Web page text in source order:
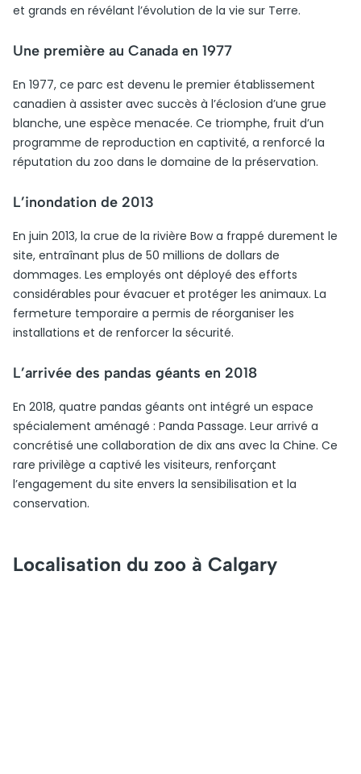
et grands en révélant l’évolution de la vie sur Terre.
Une première au Canada en 1977
En 1977, ce parc est devenu le premier établissement
canadien à assister avec succès à l’éclosion d’une grue
blanche, une espèce menacée. Ce triomphe, fruit d’un
programme de reproduction en captivité, a renforcé la
réputation du zoo dans le domaine de la préservation.
L’inondation de 2013
En juin 2013, la crue de la rivière Bow a frappé durement le
site, entraînant plus de 50 millions de dollars de
dommages. Les employés ont déployé des efforts
considérables pour évacuer et protéger les animaux. La
fermeture temporaire a permis de réorganiser les
installations et de renforcer la sécurité.
L’arrivée des pandas géants en 2018
En 2018, quatre pandas géants ont intégré un espace
spécialement aménagé : Panda Passage. Leur arrivé a
concrétisé une collaboration de dix ans avec la Chine. Ce
rare privilège a captivé les visiteurs, renforçant
l’engagement du site envers la sensibilisation et la
conservation.
Localisation du zoo à Calgary